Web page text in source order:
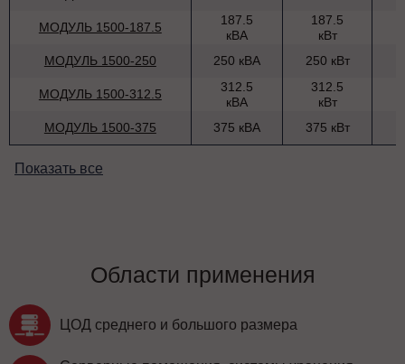
МОДУЛЬ 1500-187.5
187.5
кВА
187.5
кВт
МОДУЛЬ 1500-250
250 кВА 250 кВт
МОДУЛЬ 1500-312.5
312.5
кВА
312.5
кВт
МОДУЛЬ 1500-375
375 кВА 375 кВт
Показать все
Области применения
ЦОД среднего и большого размера